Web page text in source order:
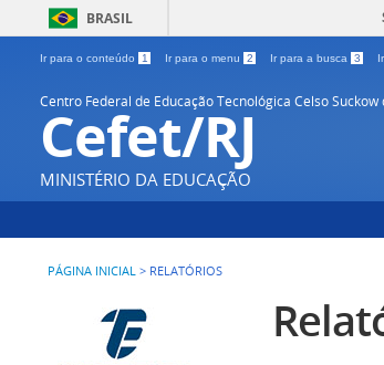
BRASIL
Ir para o conteúdo 1 Ir para o menu 2 Ir para a busca 3
Centro Federal de Educação Tecnológica Celso Suckow
Cefet/RJ
MINISTÉRIO DA EDUCAÇÃO
PÁGINA INICIAL > RELATÓRIOS